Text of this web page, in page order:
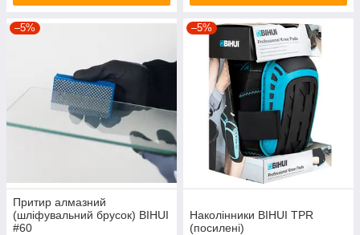
–5%
Притир алмазний
(шліфувальний брусок) BIHUI
#60
–5%
Наколінники BIHUI TPR
(посилені)